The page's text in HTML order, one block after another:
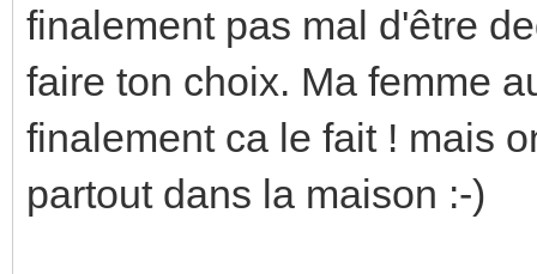
finalement pas mal d'être
faire ton choix. Ma femme
finalement ca le fait ! mais
partout dans la maison :-)